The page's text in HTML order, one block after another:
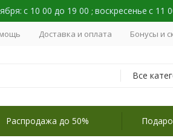
с 10 00 до 19 00 ; воскресенье с 11
Доставка и оплата Бонусы и
Все
Распродажа до 50%